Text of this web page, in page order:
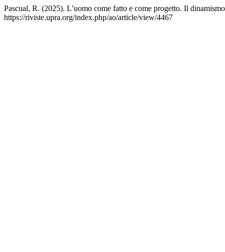
Pascual, R. (2025). L’uomo come fatto e come progetto. Il
https://riviste.upra.org/index.php/ao/article/view/4467